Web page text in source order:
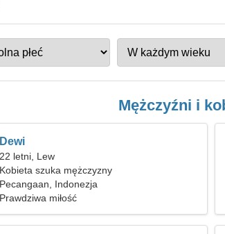
Mężczyźni i
Dewi
22 letni, Lew
Kobieta szuka mężczyzny
Pecangaan, Indonezja
Prawdziwa miłość